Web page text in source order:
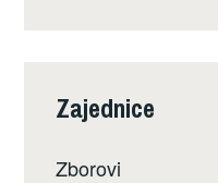
Zajednice
Zborovi